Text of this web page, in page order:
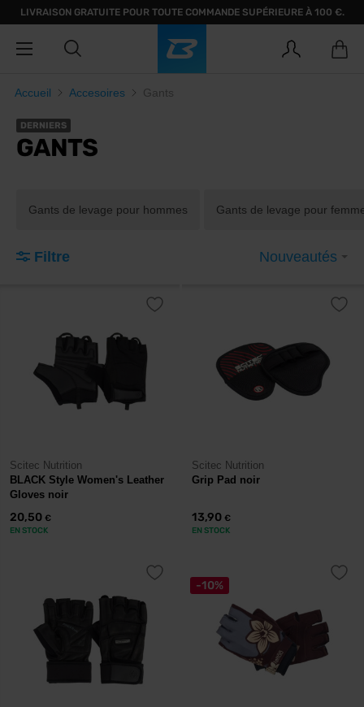
LIVRAISON GRATUITE POUR TOUTE COMMANDE SUPÉRIEURE À 100 €.
Accueil Accesoires Gants
DERNIERS
GANTS
Gants de levage pour hommes Gants de levage pour
Filtre Nouveautés
Scitec Nutrition
BLACK Style Women's Leather
Gloves noir
20,50 €
EN STOCK
Scitec Nutrition
Grip Pad noir
13,90 €
EN STOCK
-10%